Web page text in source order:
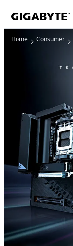
Home Consumer